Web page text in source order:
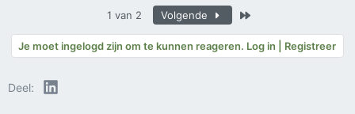
1 van 2 Volgende
Je moet ingelogd zijn om te kunnen reageren. Log in | Registreer
Deel: LinkedIn